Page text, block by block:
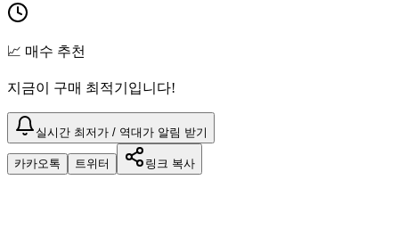
📈 매수 추천
지금이 구매 최적기입니다!
실시간 최저가 / 역대가 알림 받기
카카오톡 트위터 링크 복사